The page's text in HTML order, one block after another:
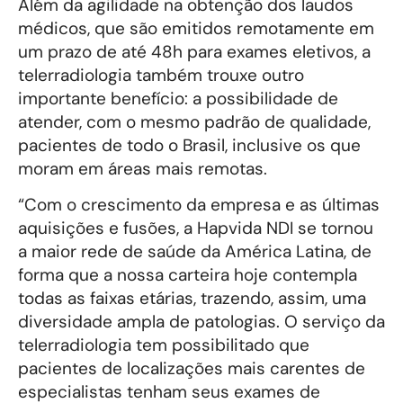
Além da agilidade na obtenção dos laudos
médicos, que são emitidos remotamente em
um prazo de até 48h para exames eletivos, a
telerradiologia também trouxe outro
importante benefício: a possibilidade de
atender, com o mesmo padrão de qualidade,
pacientes de todo o Brasil, inclusive os que
moram em áreas mais remotas.
“Com o crescimento da empresa e as últimas
aquisições e fusões, a Hapvida NDI se tornou
a maior rede de saúde da América Latina, de
forma que a nossa carteira hoje contempla
todas as faixas etárias, trazendo, assim, uma
diversidade ampla de patologias. O serviço da
telerradiologia tem possibilitado que
pacientes de localizações mais carentes de
especialistas tenham seus exames de